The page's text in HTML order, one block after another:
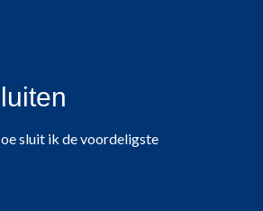
sluit ik de voordeligste